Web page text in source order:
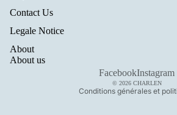
Contact Us
Legale Notice
About
About us
FacebookInstagram
© 2026 CHARLEN
Conditions générales et
Conditions d’utilisation
Politique d’expédition
Mentions légales